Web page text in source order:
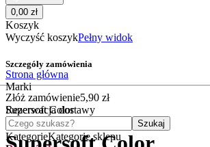
0,00 zł
Koszyk
Wyczyść koszykPełny widok
Szczegóły zamówienia
Złóż zamówienie5,90 zł
Rezerwacja dostawy
Czego szukasz?
Szukaj
KategorieKategorie sklepu
Strona główna
Marki
Supersoft Color